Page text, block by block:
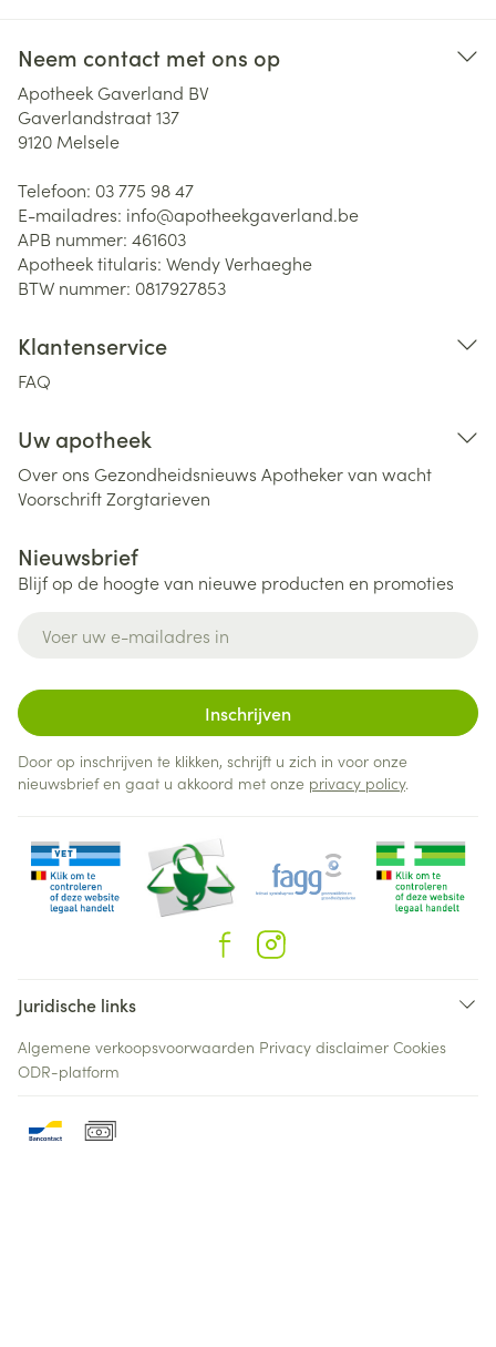
Neem contact met ons op
Apotheek Gaverland BV
Gaverlandstraat 137
9120 Melsele
Telefoon: 03 775 98 47
E-mailadres: info@apotheekgaverland.be
APB nummer: 461603
Apotheek titularis: Wendy Verhaeghe
BTW nummer: 0817927853
Klantenservice
FAQ
Uw apotheek
Over ons Gezondheidsnieuws Apotheker van wacht
VoorschriftZorgtarieven
Nieuwsbrief
Blijf op de hoogte van nieuwe producten en promoties
Inschrijven
Door op inschrijven te klikken, schrijft u zich in voor onze
nieuwsbrief en gaat u akkoord met onze privacy policy.
Juridische links
Algemene verkoopsvoorwaarden Privacy disclaimer Cookies
ODR-platform